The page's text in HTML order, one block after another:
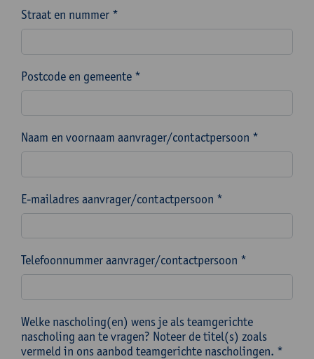
Straat en nummer *
Postcode en gemeente *
Naam en voornaam aanvrager/contactpersoon *
E-mailadres aanvrager/contactpersoon *
Telefoonnummer aanvrager/contactpersoon *
Welke nascholing(en) wens je als teamgerichte
nascholing aan te vragen? Noteer de titel(s) zoals
vermeld in ons aanbod teamgerichte nascholingen. *